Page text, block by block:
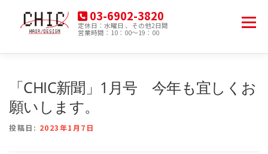
ツ
03-6902-3820
定休日：水曜日 、その他2日間
営業時間：10：00～19：00
メニュー
「CHIC新聞」1月号 今年も宜しくお
願いします。
投稿日: 2023年1月7日